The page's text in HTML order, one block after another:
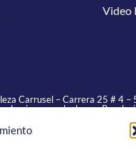
Video
Carrusel –Carrera 25 # 4 –
-
una Institución de Educación